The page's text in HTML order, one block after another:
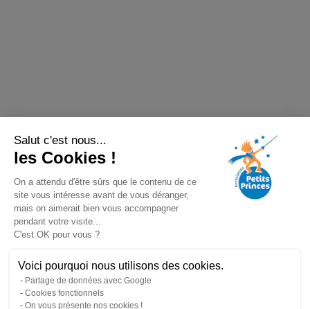
Salut c'est nous...
les Cookies !
On a attendu d'être sûrs que le contenu de ce
site vous intéresse avant de vous déranger,
mais on aimerait bien vous accompagner
pendant votre visite...
C'est OK pour vous ?
Voici pourquoi nous utilisons des cookies.
Partage de données avec Google
Cookies fonctionnels
On vous présente nos cookies !